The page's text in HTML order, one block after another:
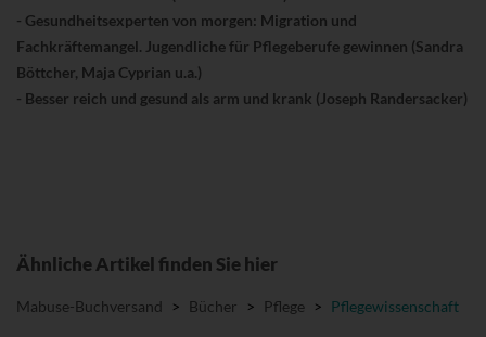
- Gesundheitsexperten von morgen: Migration und
Fachkräftemangel. Jugendliche für Pflegeberufe gewinnen (Sandra
Böttcher, Maja Cyprian u.a.)
- Besser reich und gesund als arm und krank (Joseph Randersacker)
Ähnliche Artikel finden Sie hier
Mabuse-Buchversand > Bücher > Pflege > Pflegewissenschaft